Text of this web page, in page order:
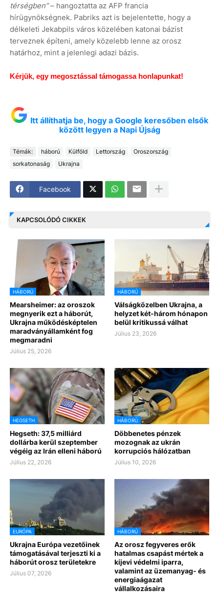
térségben”– hangoztatta az AFP francia
hírügynökségnek. Pabriks azt is bejelentette, hogy a
délkeleti Jekabpils város közelében katonai bázist
terveznek építeni, amely közelebb lenne az orosz
határhoz, mint a jelenlegi adazi bázis.
Kérjük, egy megosztással támogassa honlapunkat!
Itt állíthatja be, hogy a Google keresőben elsők
között legyen a Napi Újság
Témák: háború Külföld Lettország
Oroszország
sorkatonaság
Ukrajna
Facebook
KAPCSOLÓDÓ CIKKEK
HÁBORÚ
Mearsheimer: az oroszok
megnyerik ezt a háborút,
Ukrajna működésképtelen
maradványállamként fog
megmaradni
Július 25, 2026
HÁBORÚ
Válságközelben Ukrajna, a
helyzet két-három hónapon
belül kritikussá válhat
Július 23, 2026
HEGSETH
Hegseth: 37,5 milliárd
dollárba kerül szeptember
végéig az Irán elleni háború
Július 22, 2026
HÁBORÚ
Döbbenetes pénzek
mozognak az ukrán
korrupciós hálózatban
Július 10, 2026
EURÓPA
Ukrajna Európa vezetőinek
támogatásával terjeszti ki a
háborút orosz területekre
Július 07, 2026
HÁBORÚ
Az orosz fegyveres erők
hatalmas csapást mértek a
kijevi védelmi iparra,
valamint az üzemanyag- és
energiaágazat
vállalkozásaira